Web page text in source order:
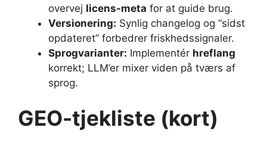
overvej licens-meta for at guide brug.
Versionering: Synlig changelog og “sidst
opdateret” forbedrer friskhedssignaler.
Sprogvarianter: Implementér hreflang
korrekt; LLM’er mixer viden på tværs af
sprog.
GEO-tjekliste (kort)